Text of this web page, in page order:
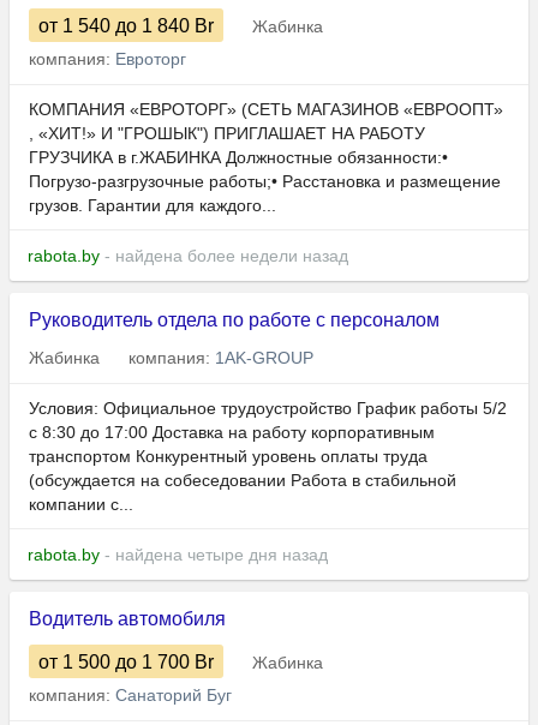
от 1 540 до 1 840 Br
Жабинка
компания: Евроторг
КОМПАНИЯ «ЕВРОТОРГ» (СЕТЬ МАГАЗИНОВ «ЕВРООПТ»
, «ХИТ!» И "ГРОШЫК") ПРИГЛАШАЕТ НА РАБОТУ
ГРУЗЧИКА в г.ЖАБИНКА Должностные обязанности:•
Погрузо-разгрузочные работы;• Расстановка и размещение
грузов. Гарантии для каждого...
rabota.by - найдена более недели назад
Руководитель отдела по работе с персоналом
Жабинка компания: 1AK-GROUP
Условия: Официальное трудоустройство График работы 5/2
с 8:30 до 17:00 Доставка на работу корпоративным
транспортом Конкурентный уровень оплаты труда
(обсуждается на собеседовании Работа в стабильной
компании с...
rabota.by - найдена четыре дня назад
Водитель автомобиля
от 1 500 до 1 700 Br
Жабинка
компания: Санаторий Буг